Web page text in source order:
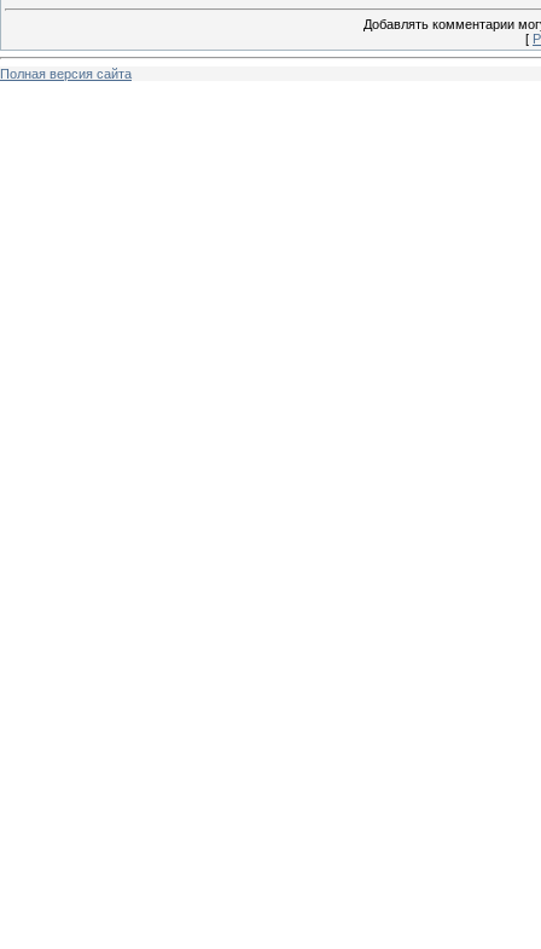
Добавлять комментарии
[
Полная версия сайта